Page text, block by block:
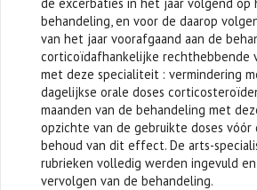
behandeling, en voor de daarop
van het jaar voorafgaand aan de
corticoïdafhankelijke rechthebbende
met deze specialiteit : vermindering
dagelijkse orale doses
maanden van de behandeling met
opzichte van de gebruikte doses vóór
behoud van dit effect. De arts-
rubrieken volledig werden ingevuld
vervolgen van de behandeling.